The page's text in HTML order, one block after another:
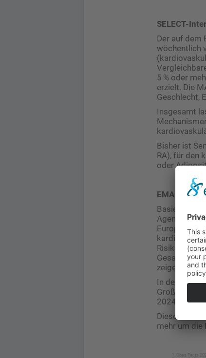
SELECT-
Der auf dem
wöchentlich
5 % oder
erzielt. Die
Geschlecht,
Insgesamt
Bisher ist
RA), für den
oder
EMA spricht
Basierend
Agentur
zeigen.
In den USA
2024 die
Diese
mehr um die
Obes Facts